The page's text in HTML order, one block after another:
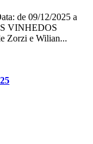
de 09/12/2025 a
VINHEDOS
Zorzi e Wilian...